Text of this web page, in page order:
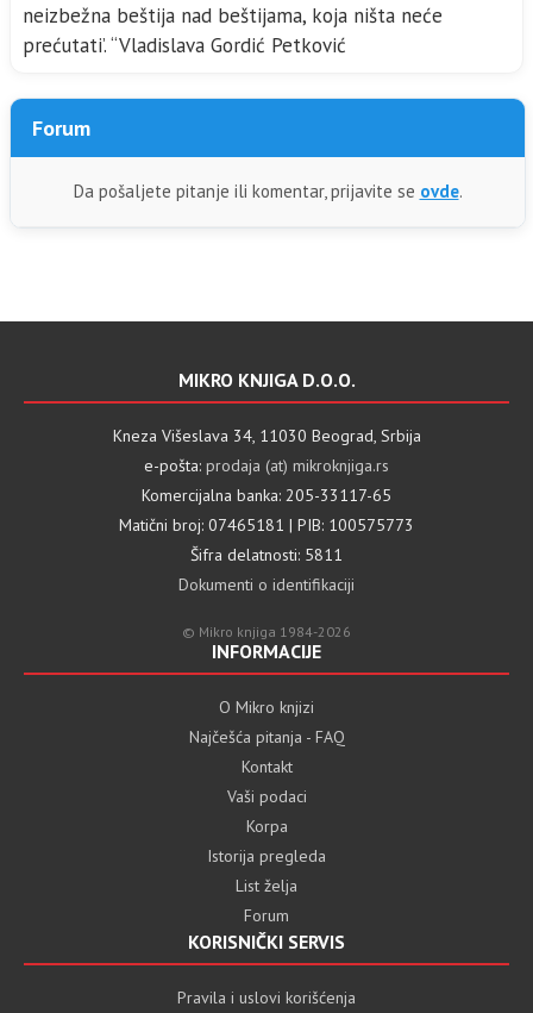
neizbežna beštija nad beštijama, koja ništa neće
prećutati’. “Vladislava Gordić Petković
Forum
Da pošaljete pitanje ili komentar, prijavite se ovde.
MIKRO KNJIGA D.O.O.
Kneza Višeslava 34, 11030 Beograd, Srbija
e-pošta: prodaja (at) mikroknjiga.rs
Komercijalna banka: 205-33117-65
Matični broj: 07465181 | PIB: 100575773
Šifra delatnosti: 5811
Dokumenti o identifikaciji
© Mikro knjiga 1984-2026
INFORMACIJE
O Mikro knjizi
Najčešća pitanja - FAQ
Kontakt
Vaši podaci
Korpa
Istorija pregleda
List želja
Forum
KORISNIČKI SERVIS
Pravila i uslovi korišćenja